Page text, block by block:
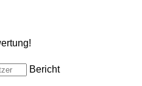
Bericht